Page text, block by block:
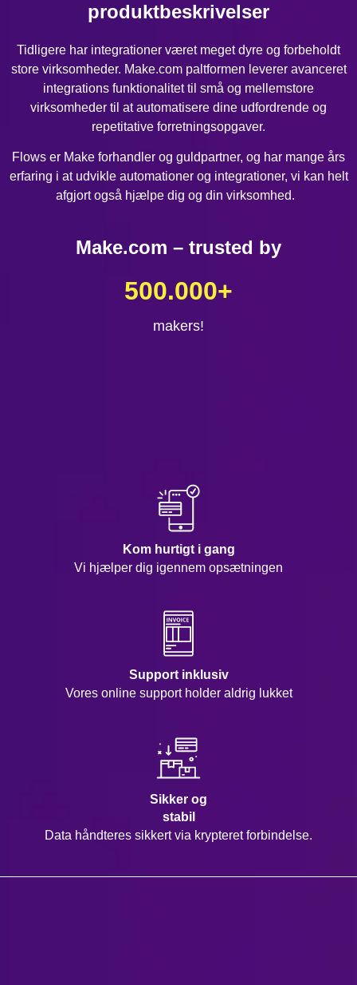
produktbeskrivelser
Tidligere har integrationer været meget dyre og forbeholdt
store virksomheder. Make.com paltformen leverer avanceret
integrations funktionalitet til små og mellemstore
virksomheder til at automatisere dine udfordrende og
repetitative forretningsopgaver.
Flows er Make forhandler og guldpartner, og har mange års
erfaring i at udvikle automationer og integrationer, vi kan helt
afgjort også hjælpe dig og din virksomhed.
Make.com – trusted by
makers!
500.000+
Kom hurtigt i gang
Vi hjælper dig igennem opsætningen
Support inklusiv
Vores online support holder aldrig lukket
Sikker og
stabil
Data håndteres sikkert via krypteret forbindelse.